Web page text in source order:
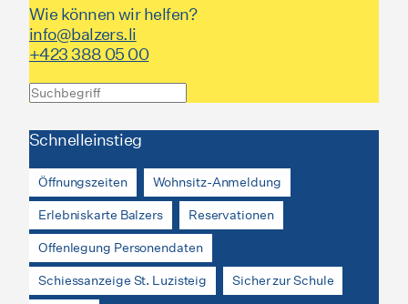
Wie können wir helfen?
info@balzers.li
+423 388 05 00
Schnelleinstieg
Öffnungszeiten
Wohnsitz-Anmeldung
Erlebniskarte Balzers
Reservationen
Offenlegung Personendaten
Schiessanzeige St. Luzisteig
Sicher zur Schule